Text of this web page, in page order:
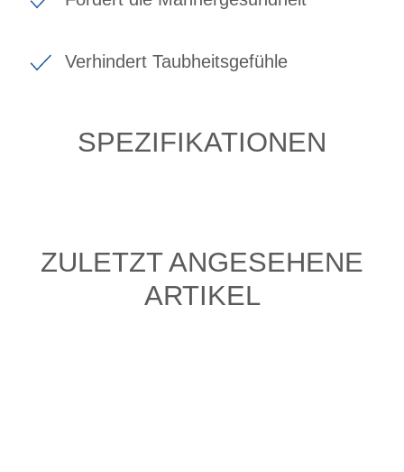
Verhindert Taubheitsgefühle
SPEZIFIKATIONEN
ZULETZT ANGESEHENE
ARTIKEL